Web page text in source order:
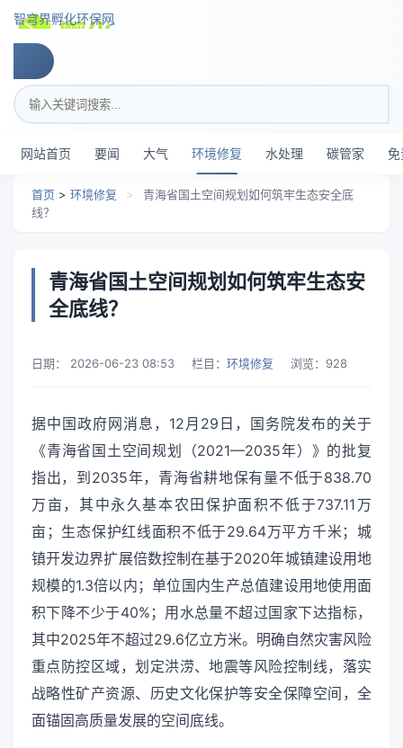
智穹界孵化环保网
搜索关键词
网站首页 要闻 大气 环境修复 水处理 碳管家 免
首页 > 环境修复 >
青海省国土空间规划如何筑牢生态安全底
线？
青海省国土空间规划如何筑牢生态安
全底线？
日期： 2026-06-23 08:53 栏目： 环境修复 浏览： 928
据中国政府网消息，12月29日，国务院发布的关于
《青海省国土空间规划（2021—2035年）》的批复
指出，到2035年，青海省耕地保有量不低于838.70
万亩，其中永久基本农田保护面积不低于737.11万
亩；生态保护红线面积不低于29.64万平方千米；城
镇开发边界扩展倍数控制在基于2020年城镇建设用地
规模的1.3倍以内；单位国内生产总值建设用地使用面
积下降不少于40%；用水总量不超过国家下达指标，
其中2025年不超过29.6亿立方米。明确自然灾害风险
重点防控区域，划定洪涝、地震等风险控制线，落实
战略性矿产资源、历史文化保护等安全保障空间，全
面锚固高质量发展的空间底线。